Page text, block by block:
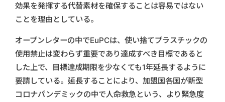
効果を発揮する代替素材を確保することは容易ではない
ことを理由としている。
オープンレターの中でEuPCは、使い捨てプラスチックの
使用禁止は変わらず重要であり達成すべき目標であると
した上で、目標達成期限を少なくても1年延長するように
要請している。延長することにより、加盟国各国が新型
コロナパンデミックの中で人命救急という、より緊急度